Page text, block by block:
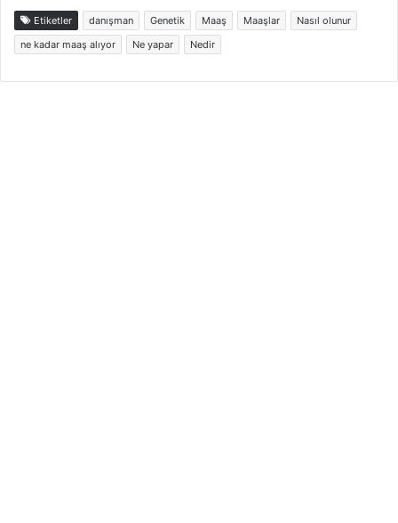
Etiketler danışman Genetik Maaş Maaşlar
Nasıl olunur
ne kadar maaş alıyor
Ne yapar Nedir